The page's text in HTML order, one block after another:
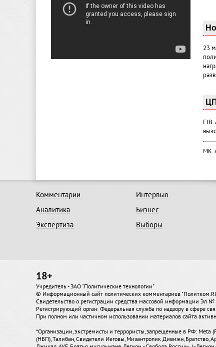
23
МК.
Комментарии
Аналитика
Экспертиза
Интервью
Бизнес
Выборы
18+
Учредитель - ЗАО "Политические технологии"
© Информационный сайт политических комментариев
Свидетельство о регистрации средства массовой информации Эл
Регистрирующий орган: Федеральная служба по надзору в сфере
При полном или частичном использовании материалов сайта
*Организации, экстремисты и террористы, запрещенные в РФ: Meta
(НБП), Талибан, Свидетели Иеговы, Мизантропик Дивижн, Братство,